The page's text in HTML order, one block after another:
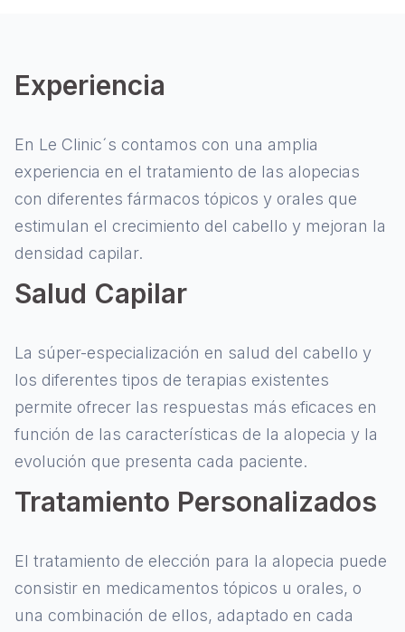
Experiencia
En Le Clinic´s contamos con una amplia
experiencia en el tratamiento de las alopecias
con diferentes fármacos tópicos y orales que
estimulan el crecimiento del cabello y mejoran la
densidad capilar.
Salud Capilar
La súper-especialización en salud del cabello y
los diferentes tipos de terapias existentes
permite ofrecer las respuestas más eficaces en
función de las características de la alopecia y la
evolución que presenta cada paciente.
Tratamiento Personalizados
El tratamiento de elección para la alopecia puede
consistir en medicamentos tópicos u orales, o
una combinación de ellos, adaptado en cada